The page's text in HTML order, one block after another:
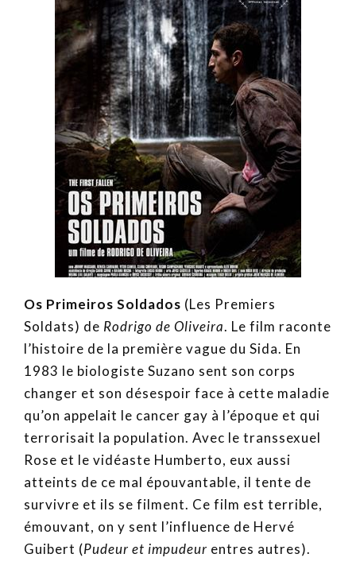
Os Primeiros Soldados (Les Premiers
Soldats) de Rodrigo de Oliveira. Le film raconte
l’histoire de la première vague du Sida. En
1983 le biologiste Suzano sent son corps
changer et son désespoir face à cette maladie
qu’on appelait le cancer gay à l’époque et qui
terrorisait la population. Avec le transsexuel
Rose et le vidéaste Humberto, eux aussi
atteints de ce mal épouvantable, il tente de
survivre et ils se filment. Ce film est terrible,
émouvant, on y sent l’influence de Hervé
Guibert (Pudeur et impudeur entres autres).